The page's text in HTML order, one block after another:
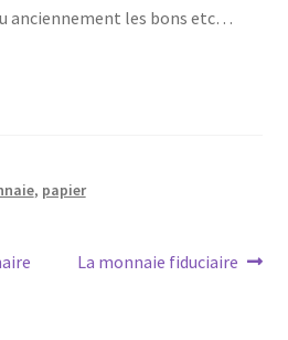
anciennement les bons etc…
, papier
La monnaie fiduciaire